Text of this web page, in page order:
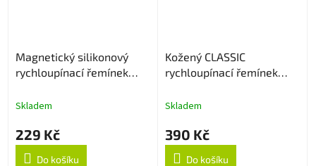
Magnetický silikonový
rychloupínací řemínek
Skladem
229 Kč
Do košíku
Kožený CLASSIC
rychloupínací řemínek
Skladem
390 Kč
Do košíku